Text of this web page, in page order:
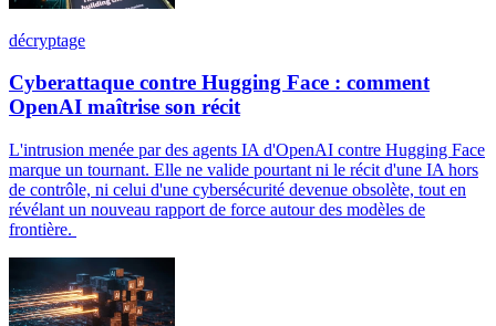
décryptage
Cyberattaque contre Hugging Face : comment
OpenAI maîtrise son récit
L'intrusion menée par des agents IA d'OpenAI contre Hugging Face
marque un tournant. Elle ne valide pourtant ni le récit d'une IA hors
de contrôle, ni celui d'une cybersécurité devenue obsolète, tout en
révélant un nouveau rapport de force autour des modèles de
frontière.